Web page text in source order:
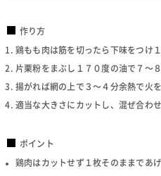
作り方
鶏もも肉は筋を切ったら下味をつけ
片栗粉をまぶし１７０度の油で７～８
揚がれば網の上で３～４分余熱で火を
適当な大きさにカットし、混ぜ合わ
ポイント
鶏肉はカットせず１枚そのままであ